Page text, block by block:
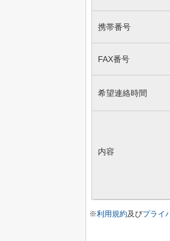
携帯番号
FAX番号
希望連絡時間
内容
※利用規約及びプライ